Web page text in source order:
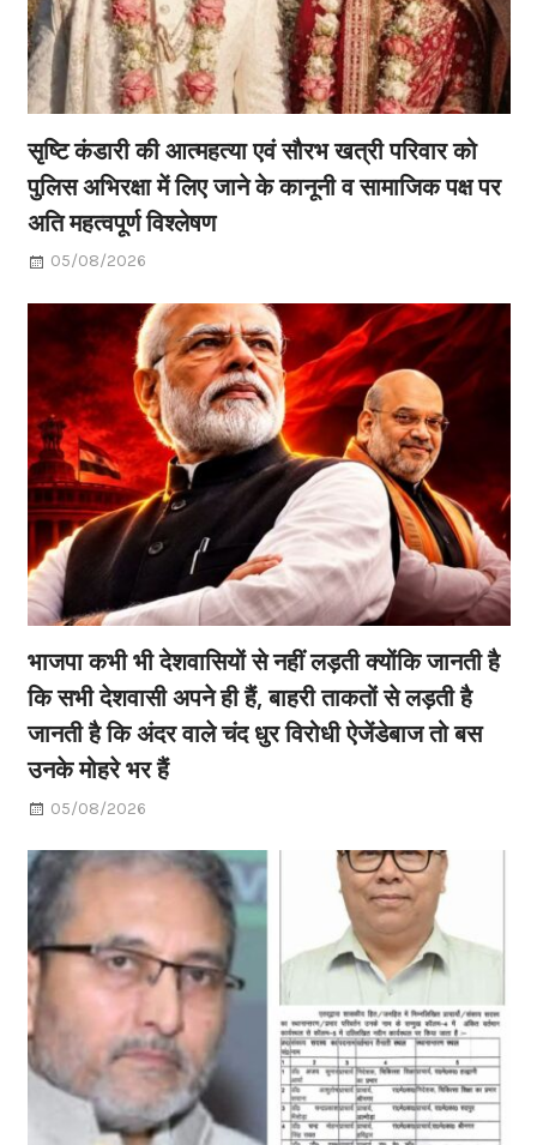
सृष्टि कंडारी की आत्महत्या एवं सौरभ खत्री परिवार को
पुलिस अभिरक्षा में लिए जाने के कानूनी व सामाजिक पक्ष पर
अति महत्वपूर्ण विश्लेषण
05/08/2026
भाजपा कभी भी देशवासियों से नहीं लड़ती क्योंकि जानती है
कि सभी देशवासी अपने ही हैं, बाहरी ताकतों से लड़ती है
जानती है कि अंदर वाले चंद धुर विरोधी ऐजेंडेबाज तो बस
उनके मोहरे भर हैं
05/08/2026